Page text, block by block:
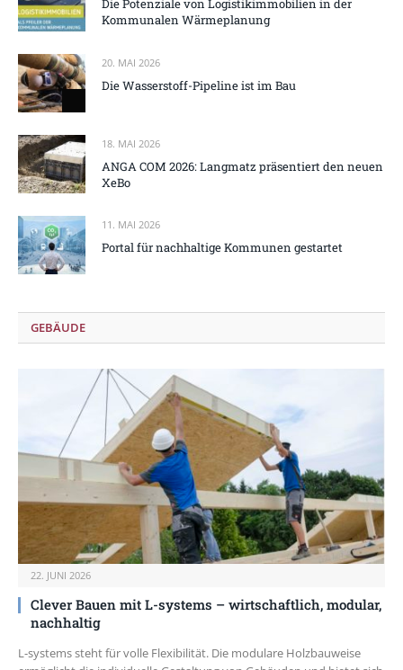
Die Potenziale von Logistikimmobilien in der
Kommunalen Wärmeplanung
20. MAI 2026
Die Wasserstoff-Pipeline ist im Bau
18. MAI 2026
ANGA COM 2026: Langmatz präsentiert den neuen
XeBo
11. MAI 2026
Portal für nachhaltige Kommunen gestartet
GEBÄUDE
22. JUNI 2026
Clever Bauen mit L-systems – wirtschaftlich, modular,
nachhaltig
L-systems steht für volle Flexibilität. Die modulare Holzbauweise